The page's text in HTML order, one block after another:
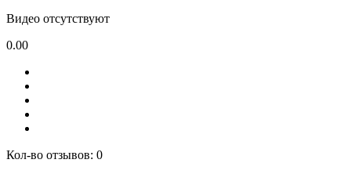
Видео отсутствуют
0.00
Кол-во отзывов: 0